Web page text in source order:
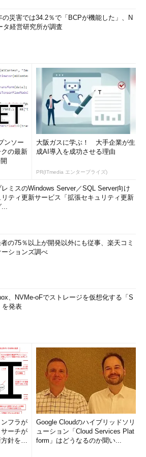
サイズを変えたり、スタート画面やタ
りする場合、Windows 8.1ではタイルを
チパネルの場合はタイルを長押しする
ト画面にピン留めする」「アンインスト
る」などのメニューが表示されていた。
はマウスでタイルを右クリックする
のようなコンテキストメニューがポップ
ら選択できるようになった。画面下部ま
ルを動かさなくてもよくなり、移動距離
だけ便利になった。というか、従来の
づいたといえる。なお、この操作はPCに
合にのみ有効である。タブレットPCの
できないシステムでは、従来のようにタ
ューが画面下部に表示されるので、そこ
作でこのコンテキストメニューを表示さ
コンテキストメニュー例
ス操作に対する使い勝手の向
ると、そのタイルが選択状態
は、（以前と同様に）［Ctrl］
る（右クリックでも左クリック
／8.1の場合は、［Ctrl］キー無
数選択できたが、その方法は使
ーの例（何のセンスの欠片も感
だけのメニュー）。これはタッ
れていたメニューと同じであ
右クリックすると、画面下部の
の災害では34.2％で「BCPが機能した」、N
タ経営研究所が調査
ンソー
の最新
大阪ガスに学ぶ！ 大手企業が生
成AI導入を成功させる理由
PR(ITmedia エンタープライズ)
レミスのWindows Server／SQL Server向け
リティ更新サービス「拡張セキュリティ更新
...
者の75％以上が開発以外にも従事、楽天コミ
ーションズ調べ
、NVMe-oFでストレージを仮想化する「S
を発表
フラが
ーチが
針を調
Google Cloudのハイブリッドソリ
ューション「Cloud Services Plat
form」はどうなるのか聞い...